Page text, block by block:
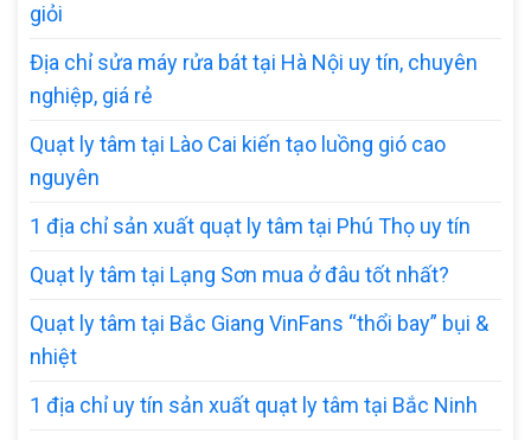
giỏi
Địa chỉ sửa máy rửa bát tại Hà Nội uy tín, chuyên
nghiệp, giá rẻ
Quạt ly tâm tại Lào Cai kiến tạo luồng gió cao
nguyên
1 địa chỉ sản xuất quạt ly tâm tại Phú Thọ uy tín
Quạt ly tâm tại Lạng Sơn mua ở đâu tốt nhất?
Quạt ly tâm tại Bắc Giang VinFans “thổi bay” bụi &
nhiệt
1 địa chỉ uy tín sản xuất quạt ly tâm tại Bắc Ninh